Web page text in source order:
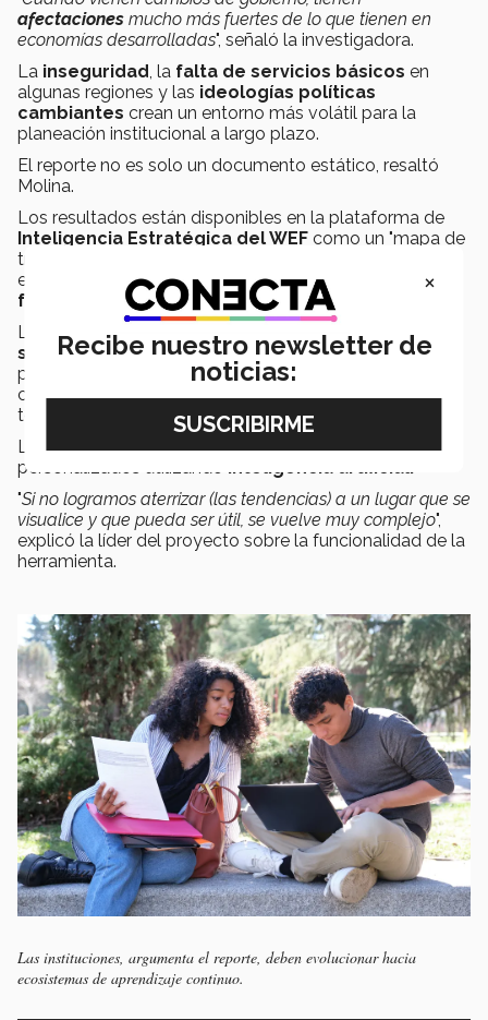
afectaciones mucho más fuertes de lo que tienen en
economías desarrolladas", señaló la investigadora.
La inseguridad , la falta de servicios básicos en
algunas regiones y las ideologías políticas
cambiantes crean un entorno más volátil para la
planeación institucional a largo plazo.
El reporte no es solo un documento estático, resaltó
Molina.
Los resultados están disponibles en la plataforma de
Inteligencia Estratégica del WEF como un "mapa de
transformación" interactivo que permite a los usuarios
explorar
conexiones entre tendencias y acceder
fuentes actualizadas continuamente.
La plataforma conecta el
mapa de educación
superiorcon más de250 temas globales,
permitiendo visualizar cómo eventos en otras áreas
como cambio climático, geopolítica o desarrollo
tecnológico, impactan al sector educativo.
Los usuarios pueden generar reportes ejecutivos
personalizados utilizando
"Si no logramos aterrizar (las tendencias) a un lugar que se
visualice y que pueda ser útil, se vuelve muy complejo",
explicó la líder del proyecto sobre la funcionalidad de la
herramienta.
Las instituciones, argumenta el reporte, deben evolucionar hacia
ecosistemas de aprendizaje continuo.
×
Recibe nuestro newsletter de
noticias: